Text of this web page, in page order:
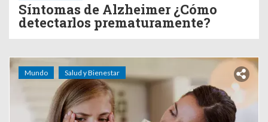
Síntomas de Alzheimer ¿Cómo
detectarlos prematuramente?
Mundo Salud y Bienestar